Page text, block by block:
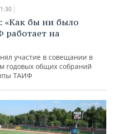
«Как бы ни было
работает на
участие в совещании в
годовых общих собраний
ТАИФ